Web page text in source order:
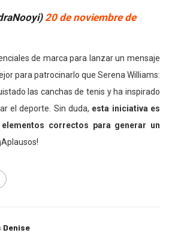
20 de noviembre de
de marca para lanzar un mensaje
para patrocinarlo que Serena Williams:
las canchas de tenis y ha inspirado
el deporte. Sin duda, esta iniciativa es
correctos para generar un
¡Aplausos!
Denise